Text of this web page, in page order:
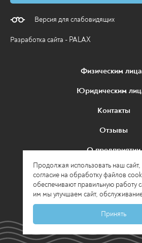
Версия для слабовидящих
Разработка сайта - PALAX
Физическим
Юридическим
Контакты
Отзывы
О предприятии
Политика в отношении
персональных
© 2026 МУП «Водоканал»
Продолжая использовать наш сайт,
согласие на обработку файлов
обеспечивают правильную работу
им мы улучшаем сайт,
Принять